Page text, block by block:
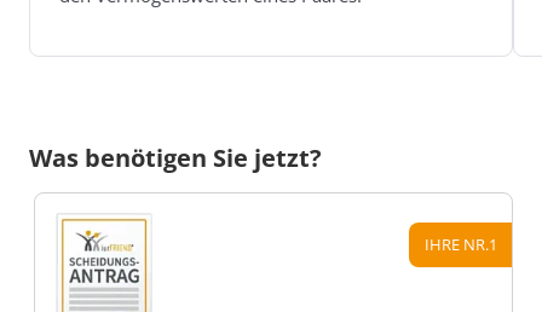
Was benötigen Sie jetzt?
IHRE NR.1